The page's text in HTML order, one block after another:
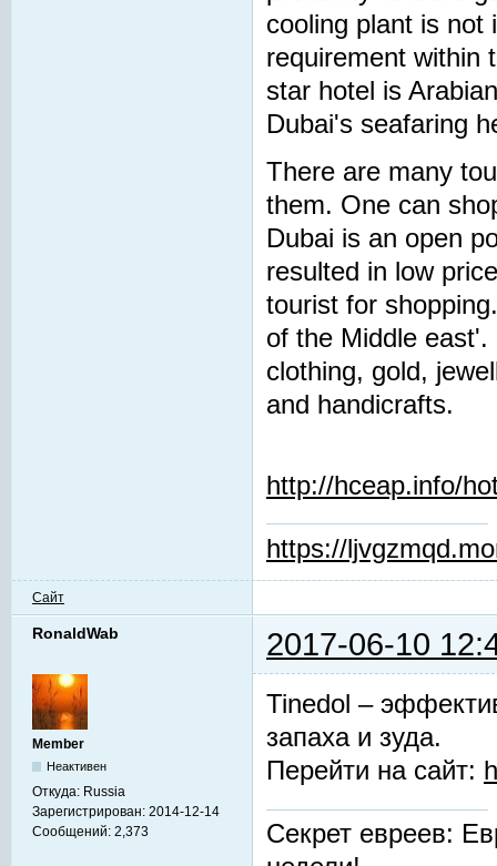
cooling plant is not
requirement within
star hotel is
Dubai's seafaring
There are many
them. One can
Dubai is an open
resulted in low
tourist for
of the Middle
clothing, gold,
and handicrafts.
http://hceap.info/
https://
Сайт
RonaldWab 2017-06-10
Member
Неактивен
Откуда: Russia
Зарегистрирован: 2014-12-14
Сообщений: 2,373
Tinedol –
запаха и зуда.
Перейти на сайт:
Секрет евреев: